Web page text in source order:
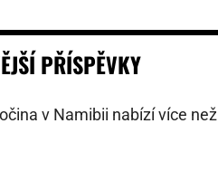
PŘÍSPĚVKY
v Namibii nabízí více než